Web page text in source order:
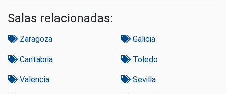
Salas relacionadas:
Zaragoza Galicia
Cantabria Toledo
Valencia Sevilla